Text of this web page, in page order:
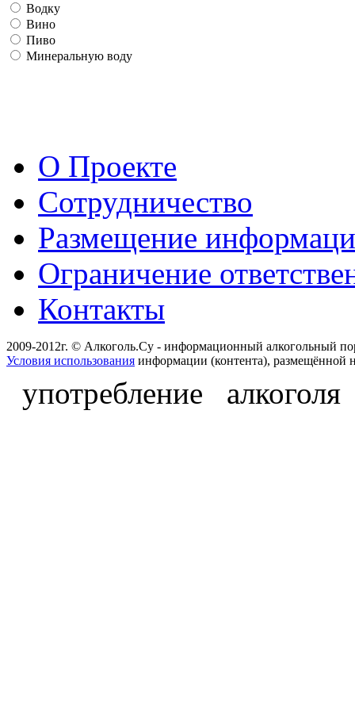
Водку
Вино
Пиво
Минеральную воду
О Проекте
Сотрудничество
Размещение
Ограничение
Контакты
2009-2012г. © Алкоголь.Су - информационный алкогольный
Условия использования информации (контента), размещённой
употребление